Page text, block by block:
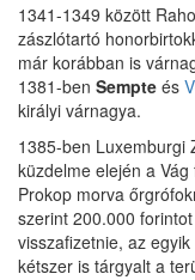
1341-1349 között
zászlótartó
már korábban is
1381-ben Sempte és
királyi várnagya.
1385-ben Luxemburgi
küzdelme elején a
Prokop morva
szerint 200.000
visszafizetnie, az
kétszer is tárgyalt a